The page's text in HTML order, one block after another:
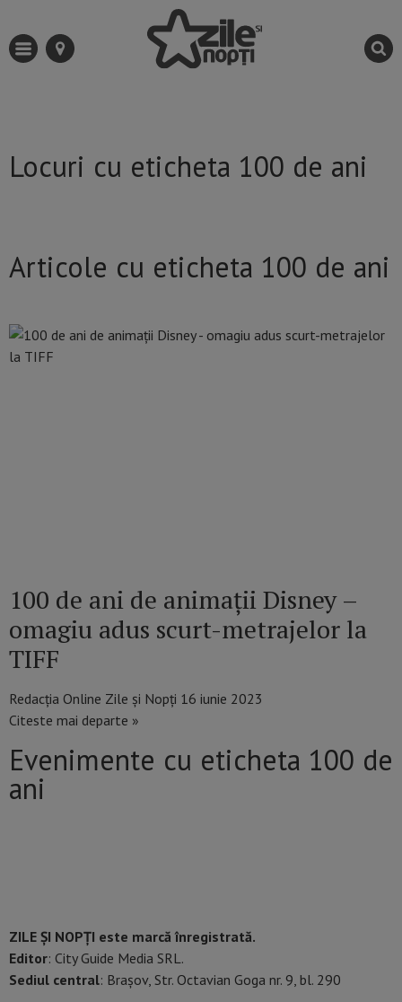
Locuri cu eticheta 100 de ani
Articole cu eticheta 100 de ani
100 de ani de animații Disney –
omagiu adus scurt-metrajelor la
TIFF
Redacția Online Zile și Nopți 16 iunie 2023
Citeste mai departe »
Evenimente cu eticheta 100 de
ani
ZILE ȘI NOPȚI este marcă înregistrată.
Editor: City Guide Media SRL.
Sediul central: Brașov, Str. Octavian Goga nr. 9, bl. 290